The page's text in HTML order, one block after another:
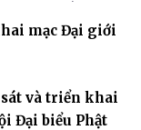
giới, đào tạo
mạc Đại giới
và triển khai
Đại biểu Phật